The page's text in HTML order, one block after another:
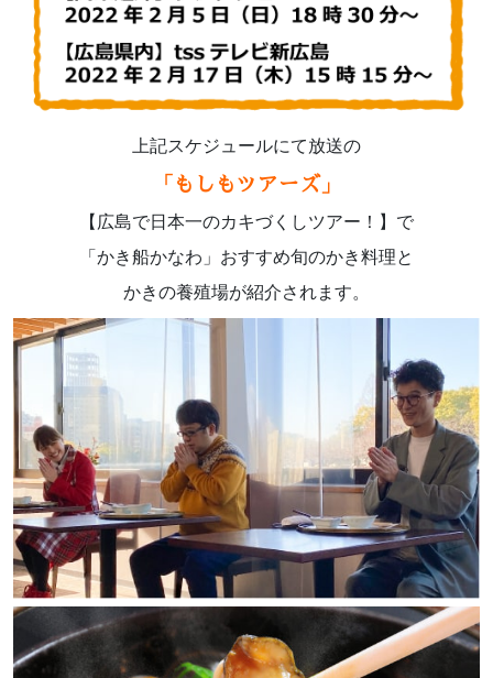
上記スケジュールにて放送の
「 もしもツアーズ」
【広島で日本一のカキづくしツアー！】で
「かき船かなわ」おすすめ旬のかき料理と
かきの養殖場が紹介されます。